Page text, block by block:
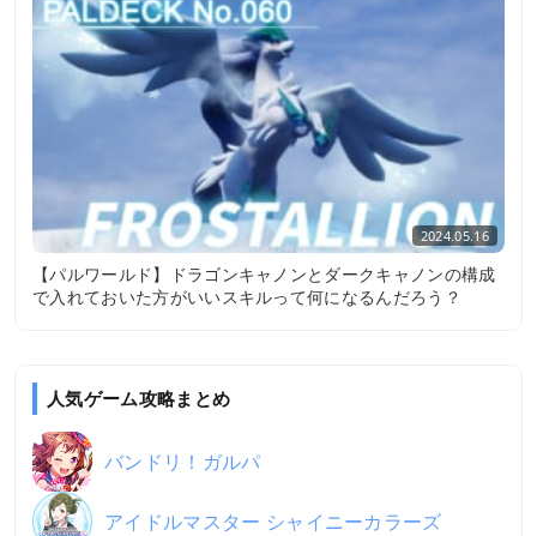
2024.05.16
【パルワールド】ドラゴンキャノンとダークキャノンの構成
で入れておいた方がいいスキルって何になるんだろう？
人気ゲーム攻略まとめ
バンドリ！ガルパ
アイドルマスター シャイニーカラーズ